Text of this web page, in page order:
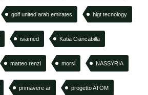
golf united arab emirates higt tecnology
isiamed Katia Ciancabilla
matteo renzi morsi NASSYRIA
primavere ar progetto ATOM